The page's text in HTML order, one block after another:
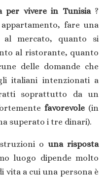
per vivere in Tunisia ?
fare una
al mercato, quanto si
al ristorante, quanto
delle domande che
italiani intenzionati a
soprattutto da un
favorevole (in
superato i tre dinari).
ouna risposta
luogo dipende molto
vita a cui una persona è